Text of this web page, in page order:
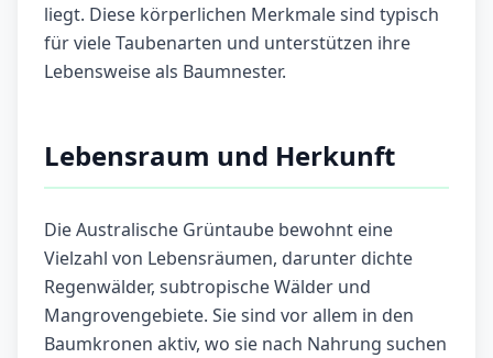
liegt. Diese körperlichen Merkmale sind typisch
für viele Taubenarten und unterstützen ihre
Lebensweise als Baumnester.
Lebensraum und Herkunft
Die Australische Grüntaube bewohnt eine
Vielzahl von Lebensräumen, darunter dichte
Regenwälder, subtropische Wälder und
Mangrovengebiete. Sie sind vor allem in den
Baumkronen aktiv, wo sie nach Nahrung suchen